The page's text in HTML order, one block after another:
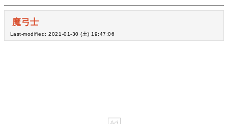
魔弓士
Last-modified: 2021-01-30 (土) 19:47:06